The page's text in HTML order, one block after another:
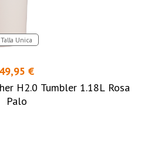
Talla Unica
49,95 €
H2.0 Tumbler 1.18L Rosa
Palo